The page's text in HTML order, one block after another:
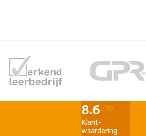
8.6 /10
Klant­
waardering